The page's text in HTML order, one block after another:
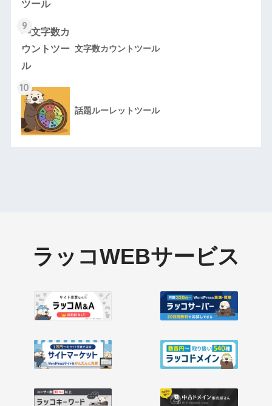
9
文字数カウントツール
10
話題ルーレットツール
ラッコWEBサービス